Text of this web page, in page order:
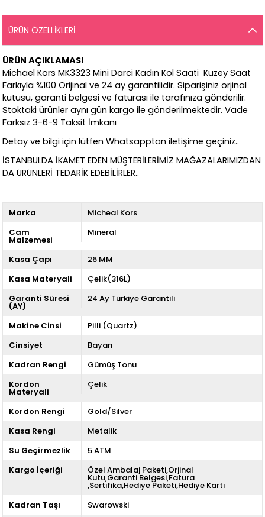
ÜRÜN ÖZELLIKLERI
ÜRÜN AÇIKLAMASI
Michael Kors MK3323 Mini Darci Kadın Kol Saati Kuzey Saat
Farkıyla %100 Orijinal ve 24 ay garantilidir. Siparişiniz orjinal
kutusu, garanti belgesi ve faturası ile tarafınıza gönderilir.
Stoktaki ürünler aynı gün kargo ile gönderilmektedir. Vade
Farksız 3-6-9 Taksit İmkanı
Detay ve bilgi için lütfen Whatsapptan iletişime geçiniz..
İSTANBULDA İKAMET EDEN MÜŞTERİLERİMİZ MAĞAZALARIMIZDAN
DA ÜRÜNLERİ TEDARİK EDEBİLİRLER..
Marka
Micheal Kors
Cam
Malzemesi
Mineral
Kasa Çapı
26 MM
Kasa Materyali
Çelik(316L)
Garanti Süresi
(AY)
24 Ay Türkiye Garantili
Makine Cinsi
Pilli (Quartz)
Cinsiyet
Bayan
Kadran Rengi
Gümüş Tonu
Kordon
Materyali
Çelik
Kordon Rengi
Gold/Silver
Kasa Rengi
Metalik
Su Geçirmezlik
5 ATM
Kargo İçeriği
Özel Ambalaj Paketi,Orjinal
Kutu,Garanti Belgesi,Fatura
,Sertifika,Hediye Paketi,Hediye Kartı
Kadran Taşı
Swarowski